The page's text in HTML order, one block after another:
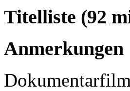
Titelliste (92
Anmerkungen